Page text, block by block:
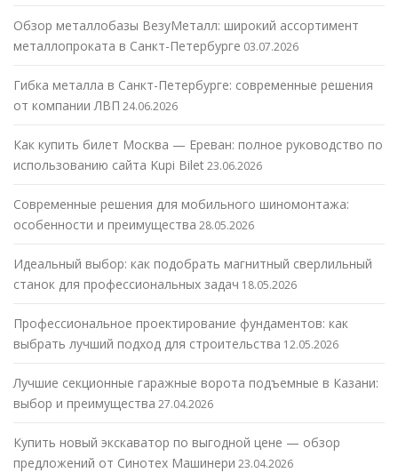
Обзор металлобазы ВезуМеталл: широкий ассортимент
металлопроката в Санкт-Петербурге 03.07.2026
Гибка металла в Санкт-Петербурге: современные решения
от компании ЛВП 24.06.2026
Как купить билет Москва — Ереван: полное руководство по
использованию сайта Kupi Bilet23.06.2026
Современные решения для мобильного шиномонтажа:
особенности и преимущества 28.05.2026
Идеальный выбор: как подобрать магнитный сверлильный
станок для профессиональных задач 18.05.2026
Профессиональное проектирование фундаментов: как
выбрать лучший подход для строительства 12.05.2026
Лучшие секционные гаражные ворота подъемные в Казани:
выбор и преимущества 27.04.2026
Купить новый экскаватор по выгодной цене — обзор
предложений от Синотех Машинери 23.04.2026